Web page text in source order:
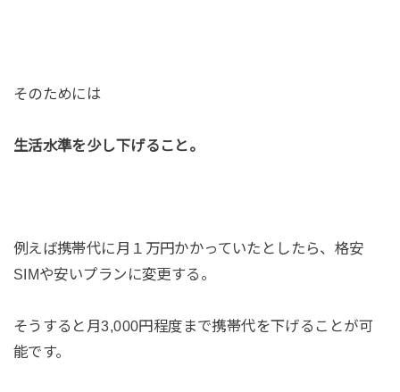
そのためには
生活水準を少し下げること。
例えば携帯代に月１万円かかっていたとしたら、格安
SIMや安いプランに変更する。
そうすると月3,000円程度まで携帯代を下げることが可
能です。